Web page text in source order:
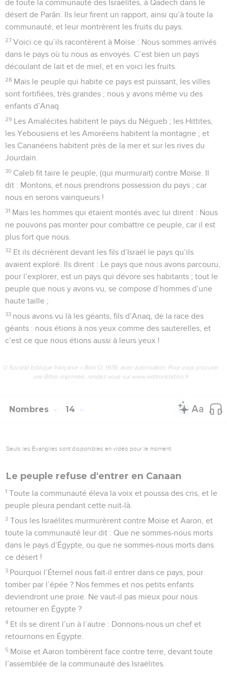
de toute la communauté des Israélites, à Qadech dans le
désert de Parân. Ils leur firent un rapport, ainsi qu’à toute la
communauté, et leur montrèrent les fruits du pays.
27 Voici ce qu’ils racontèrent à Moïse : Nous sommes arrivés
dans le pays où tu nous as envoyés. C’est bien un pays
découlant de lait et de miel, et en voici les fruits.
28 Mais le peuple qui habite ce pays est puissant, les villes
sont fortifiées, très grandes ; nous y avons même vu des
enfants d’Anaq.
29 Les Amalécites habitent le pays du Négueb ; les Hittites,
les Yebousiens et les Amoréens habitent la montagne ; et
les Cananéens habitent près de la mer et sur les rives du
Jourdain.
30 Caleb fit taire le peuple, (qui murmurait) contre Moïse. Il
dit : Montons, et nous prendrons possession du pays ; car
nous en serons vainqueurs !
31 Mais les hommes qui étaient montés avec lui dirent : Nous
ne pouvons pas monter pour combattre ce peuple, car il est
plus fort que nous.
32 Et ils décrièrent devant les fils d’Israël le pays qu’ils
avaient exploré. Ils dirent : Le pays que nous avons parcouru,
pour l’explorer, est un pays qui dévore ses habitants ; tout le
peuple que nous y avons vu, se compose d’hommes d’une
haute taille ;
33 nous avons vu là les géants, fils d’Anaq, de la race des
géants : nous étions à nos yeux comme des sauterelles, et
c’est ce que nous étions aussi à leurs yeux !
© Société biblique française – Bibli’O, 1978, avec autorisation. Pour vous procurer
une Bible imprimée, rendez-vous sur www.editionsbiblio.fr
Nombres 14
Seuls les Évangiles sont disponibles en vidéo pour le moment.
Le peuple refuse d'entrer en Canaan
1 Toute la communauté éleva la voix et poussa des cris, et le
peuple pleura pendant cette nuit-là.
2 Tous les Israélites murmurèrent contre Moïse et Aaron, et
toute la communauté leur dit : Que ne sommes-nous morts
dans le pays d’Égypte, ou que ne sommes-nous morts dans
ce désert !
3 Pourquoi l’Éternel nous fait-il entrer dans ce pays, pour
tomber par l’épée ? Nos femmes et nos petits enfants
deviendront une proie. Ne vaut-il pas mieux pour nous
retourner en Égypte ?
4 Et ils se dirent l’un à l’autre : Donnons-nous un chef et
retournons en Égypte.
5 Moïse et Aaron tombèrent face contre terre, devant toute
l’assemblée de la communauté des Israélites.